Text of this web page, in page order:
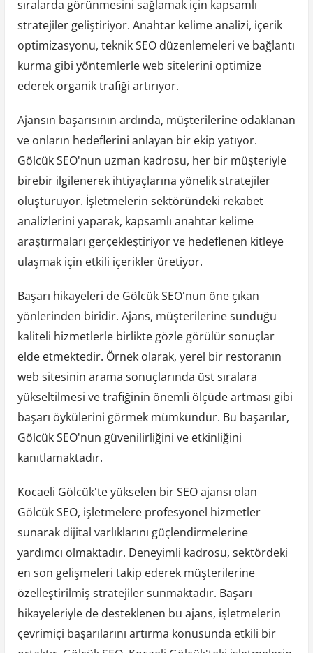
sıralarda görünmesini sağlamak için kapsamlı
stratejiler geliştiriyor. Anahtar kelime analizi, içerik
optimizasyonu, teknik SEO düzenlemeleri ve bağlantı
kurma gibi yöntemlerle web sitelerini optimize
ederek organik trafiği artırıyor.
Ajansın başarısının ardında, müşterilerine odaklanan
ve onların hedeflerini anlayan bir ekip yatıyor.
Gölcük SEO'nun uzman kadrosu, her bir müşteriyle
birebir ilgilenerek ihtiyaçlarına yönelik stratejiler
oluşturuyor. İşletmelerin sektöründeki rekabet
analizlerini yaparak, kapsamlı anahtar kelime
araştırmaları gerçekleştiriyor ve hedeflenen kitleye
ulaşmak için etkili içerikler üretiyor.
Başarı hikayeleri de Gölcük SEO'nun öne çıkan
yönlerinden biridir. Ajans, müşterilerine sunduğu
kaliteli hizmetlerle birlikte gözle görülür sonuçlar
elde etmektedir. Örnek olarak, yerel bir restoranın
web sitesinin arama sonuçlarında üst sıralara
yükseltilmesi ve trafiğinin önemli ölçüde artması gibi
başarı öykülerini görmek mümkündür. Bu başarılar,
Gölcük SEO'nun güvenilirliğini ve etkinliğini
kanıtlamaktadır.
Kocaeli Gölcük'te yükselen bir SEO ajansı olan
Gölcük SEO, işletmelere profesyonel hizmetler
sunarak dijital varlıklarını güçlendirmelerine
yardımcı olmaktadır. Deneyimli kadrosu, sektördeki
en son gelişmeleri takip ederek müşterilerine
özelleştirilmiş stratejiler sunmaktadır. Başarı
hikayeleriyle de desteklenen bu ajans, işletmelerin
çevrimiçi başarılarını artırma konusunda etkili bir